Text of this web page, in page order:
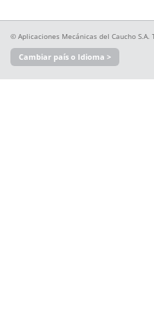
© Aplicaciones Mecánicas del Caucho
Cambiar país o Idioma >